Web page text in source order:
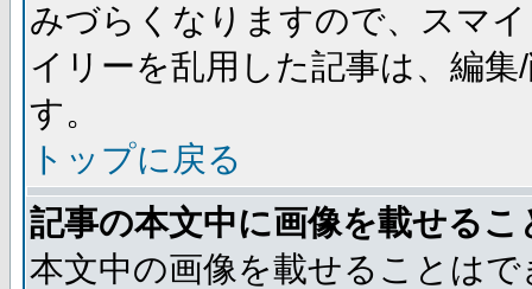
みづらくなりますので、スマ
イリーを乱用した記事は、編
す。
トップに戻る
記事の本文中に画像を載せる
本文中の画像を載せることは